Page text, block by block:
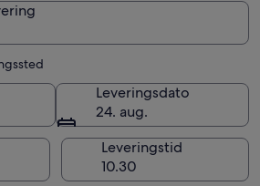
Leveringsdato
24. aug.
Leveringstid